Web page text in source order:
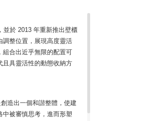
並於 2013 年重新推出壁櫃
調整位置，展現高度靈活
組合出近乎無限的配置可
且具靈活性的動態收納方
造出一個和諧整體，使建
被審慎思考，進而形塑